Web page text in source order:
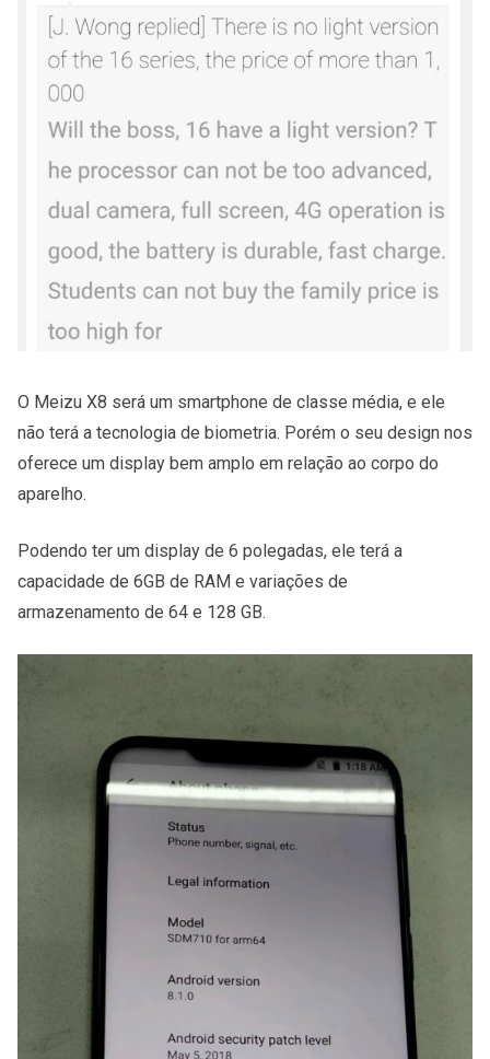
O Meizu X8 será um smartphone de classe média, e ele
não terá a tecnologia de biometria. Porém o seu design nos
oferece um display bem amplo em relação ao corpo do
aparelho.
Podendo ter um display de 6 polegadas, ele terá a
capacidade de 6GB de RAM e variações de
armazenamento de 64 e 128 GB.